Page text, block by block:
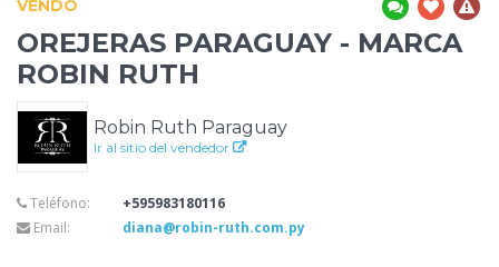
VENDO
OREJERAS PARAGUAY - MARCA
ROBIN RUTH
Robin Ruth Paraguay
Ir al sitio del vendedor
Teléfono:
+595983180116
Email:
diana@robin-ruth.com.py